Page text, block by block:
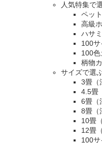
人気特集で
ペッ
高級
ハサ
100サ
100色
柄物
サイズで選
3畳（
4.5畳
6畳（
8畳（
10畳
12畳
100サ